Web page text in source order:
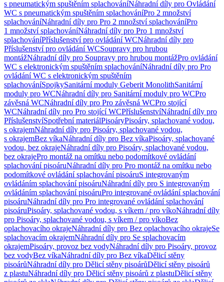
s pneumatickým spuštěním splachováníNáhradní díly pro Ovládání
WC s pneumatickým spuštěním splachováníPro 2 množství
splachováníNáhradní díly pro Pro 2 množství splachováníPro
1 množství splachováníNáhradní díly pro Pro 1 množství
splachováníPříslušenství pro ovládání WCNáhradní díly pro
Příslušenství pro ovládání WCSoupravy pro hrubou
montážNáhradní díly pro Soupravy pro hrubou montážPro ovládání
WC s elektronickým spuštěním splachováníNáhradní díly pro Pro
ovládání WC s elektronickým spuštěním
splachováníSpojkySanitární moduly Geberit MonolithSanitární
moduly pro WCNáhradní díly pro Sanitární moduly pro WCPro
závěsná WCNáhradní díly pro Pro závěsná WCPro stojící
WCNáhradní díly pro Pro stojící WCPříslušenstvíNáhradní díly pro
PříslušenstvíSpotřební materiálPisoáryPisoáry, splachované vodou,
s okrajemNáhradní díly pro Pisoáry, splachované vodou,
s okrajemBez víkaNáhradní díly pro Bez víkaPisoáry, splachované
vodou, bez okrajeNáhradní díly pro Pisoáry, splachované vodou,
bez okrajePro montáž na omítku nebo podomítkové ovládání
splachování pisoáruNáhradní díly pro Pro montáž na omítku nebo
podomítkové ovládání splachování pisoáruS integrovaným
ovládáním splachování pisoáruNáhradní díly pro S integrovaným
ovládáním splachování pisoáruPro integrované ovládání splachování
pisoáruNáhradní díly pro Pro integrované ovládání splachování
pisoáruPisoáry, splachované vodou, s víkem / pro víkoNáhradní díly
pro Pisoáry, splachované vodou, s víkem / pro víkoBez
oplachovacího okrajeNáhradní díly pro Bez oplachovacího okrajeSe
splachovacím okrajemNáhradní díly pro Se splachovacím
okrajemPisoáry, provoz bez vodyNáhradní díly pro Pisoáry, provoz
bez vodyBez víkaNáhradní díly pro Bez víkaDělicí stěny
pisoárůNáhradní díly pro Dělicí stěny pisoárůDělicí stěny pisoárů
z plastuNáhradní díly pro Dělicí stěny pisoárů z plastuDělicí stěny